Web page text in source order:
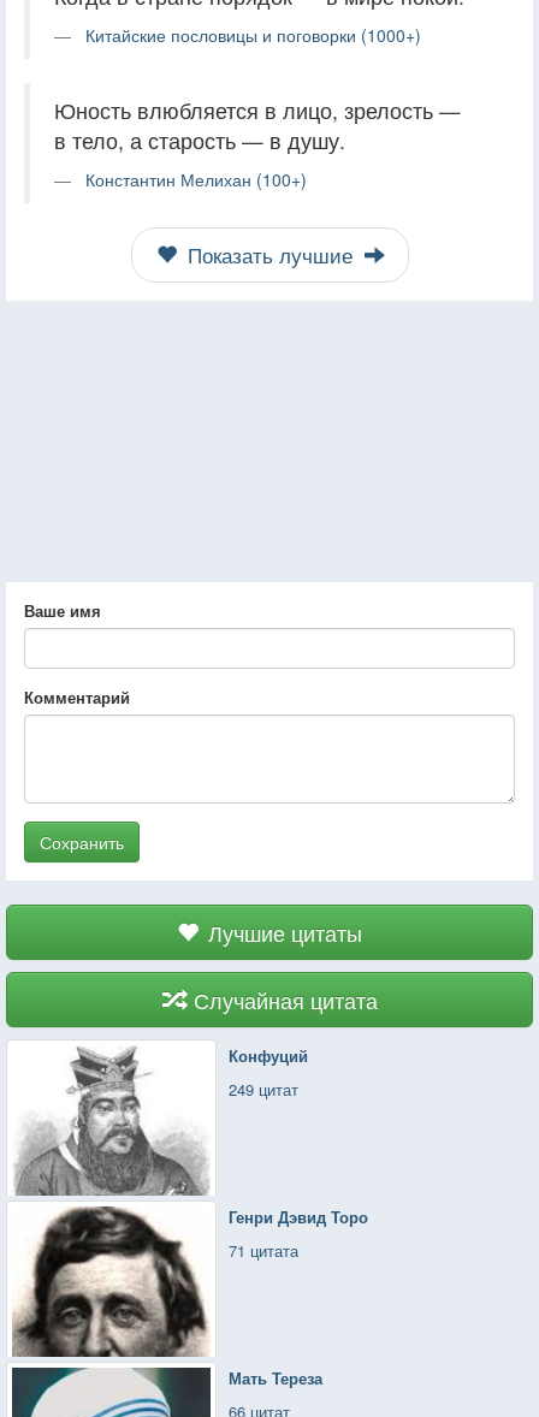
Китайские пословицы и поговорки (1000+)
Юность влюбляется в лицо, зрелость —
в тело, а старость — в душу.
Константин Мелихан (100+)
Показать лучшие
Ваше имя
Комментарий
Сохранить
Лучшие цитаты
Случайная цитата
Конфуций
249 цитат
Генри Дэвид Торо
71 цитата
Мать Тереза
66 цитат